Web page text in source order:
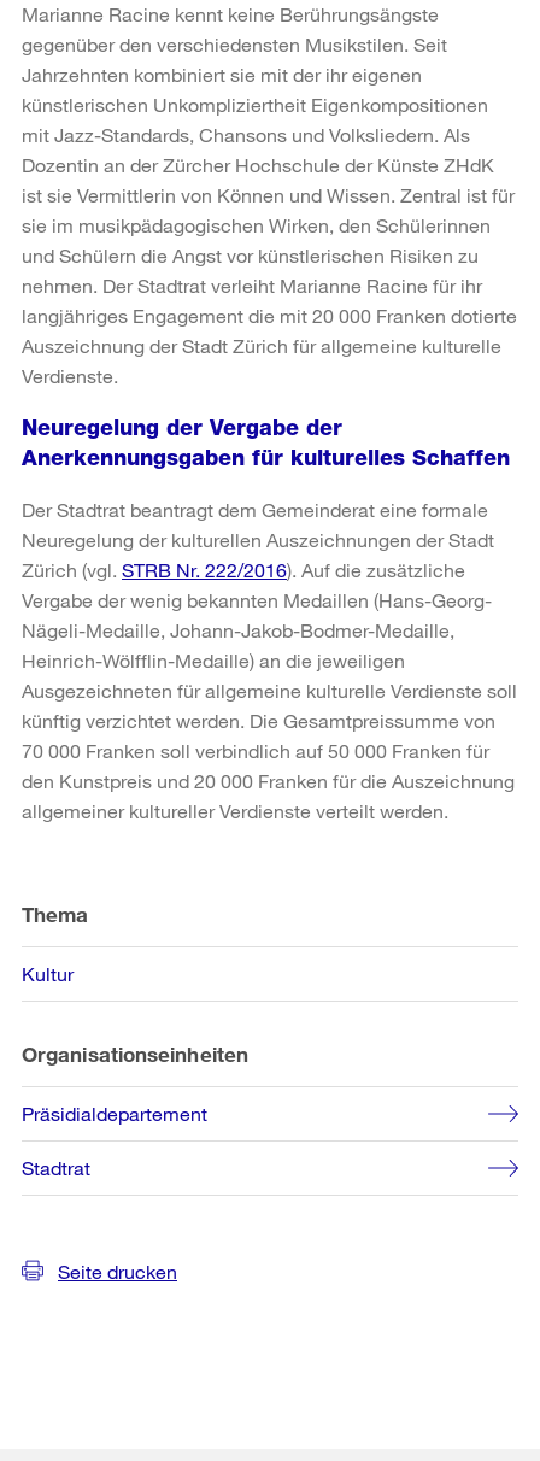
Marianne Racine kennt keine Berührungsängste
gegenüber den verschiedensten Musikstilen. Seit
Jahrzehnten kombiniert sie mit der ihr eigenen
künstlerischen Unkompliziertheit Eigenkompositionen
mit Jazz-Standards, Chansons und Volksliedern. Als
Dozentin an der Zürcher Hochschule der Künste ZHdK
ist sie Vermittlerin von Können und Wissen. Zentral ist für
sie im musikpädagogischen Wirken, den Schülerinnen
und Schülern die Angst vor künstlerischen Risiken zu
nehmen. Der Stadtrat verleiht Marianne Racine für ihr
langjähriges Engagement die mit 20 000 Franken dotierte
Auszeichnung der Stadt Zürich für allgemeine kulturelle
Verdienste.
Neuregelung der Vergabe der
Anerkennungsgaben für kulturelles Schaffen
Der Stadtrat beantragt dem Gemeinderat eine formale
Neuregelung der kulturellen Auszeichnungen der Stadt
Zürich (vgl. STRB Nr. 222/2016). Auf die zusätzliche
Vergabe der wenig bekannten Medaillen (Hans-Georg-
Nägeli-Medaille, Johann-Jakob-Bodmer-Medaille,
Heinrich-Wölfflin-Medaille) an die jeweiligen
Ausgezeichneten für allgemeine kulturelle Verdienste soll
künftig verzichtet werden. Die Gesamtpreissumme von
70 000 Franken soll verbindlich auf 50 000 Franken für
den Kunstpreis und 20 000 Franken für die Auszeichnung
allgemeiner kultureller Verdienste verteilt werden.
Informationen
Thema
Kultur
Organisationseinheiten
Präsidialdepartement
Stadtrat
Seite drucken